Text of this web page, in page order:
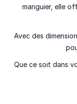
manguier, elle
Avec des
Que ce soit dans